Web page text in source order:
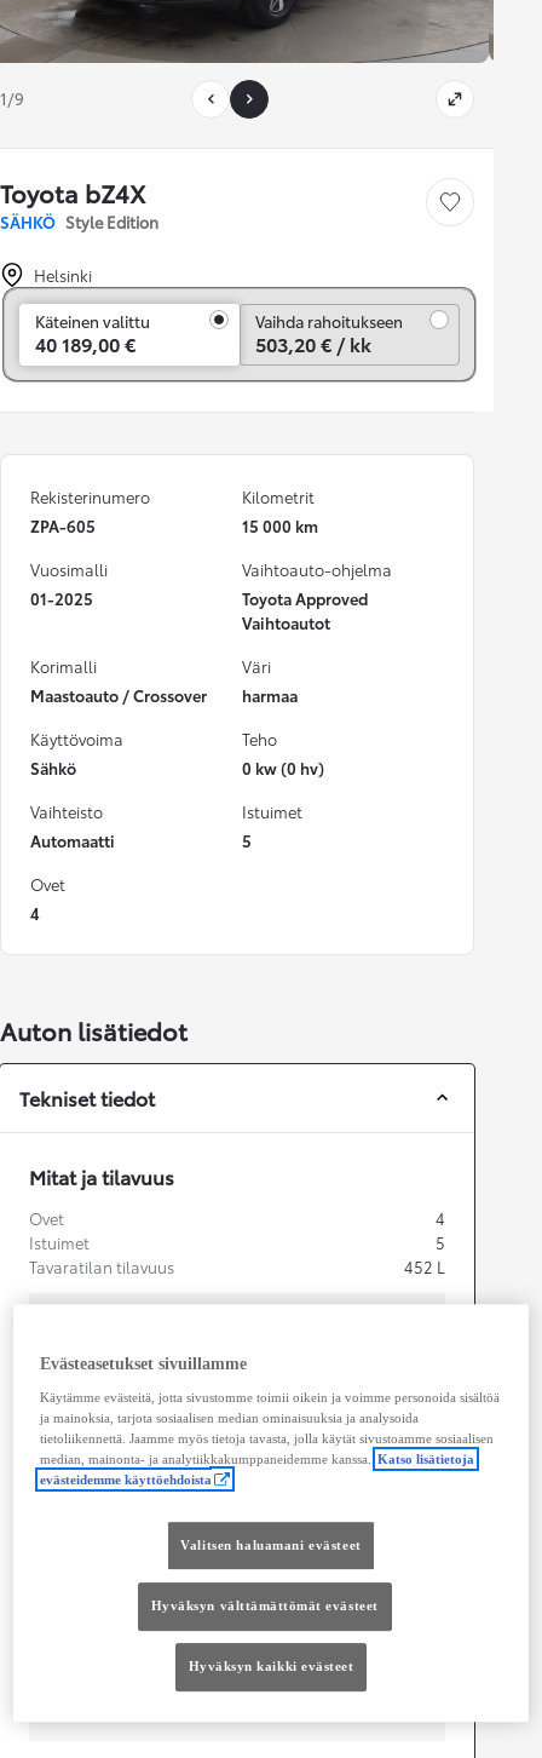
1/9
Toyota bZ4X
SÄHKÖ Style Edition
Tallenna auto
Helsinki
Käteinen valittu
40 189,00 €
Vaihda rahoitukseen
503,20 € / kk
Rekisterinumero
ZPA-605
Kilometrit
15 000 km
Vuosimalli
01-2025
Vaihtoauto-ohjelma
Toyota Approved
Vaihtoautot
Korimalli
Maastoauto / Crossover
Väri
harmaa
Käyttövoima
Sähkö
Teho
0 kw (0 hv)
Vaihteisto
Automaatti
Istuimet
5
Ovet
4
Auton lisätiedot
Tekniset tiedot
Mitat ja tilavuus
Ovet
4
Istuimet
5
Tavaratilan tilavuus
452 L
Korkeus
1 650
mm
1 860mm
Evästeasetukset sivuillamme
Käytämme evästeitä, jotta sivustomme toimii oikein ja voimme personoida sisältöä
ja mainoksia, tarjota sosiaalisen median ominaisuuksia ja analysoida
tietoliikennettä. Jaamme myös tietoja tavasta, jolla käytät sivustoamme sosiaalisen
median, mainonta- ja analytiikkakumppaneidemme kanssa.
Katso lisätietoja
evästeidemme käyttöehdoista
Valitsen haluamani evästeet
Hyväksyn välttämättömät evästeet
Hyväksyn kaikki evästeet